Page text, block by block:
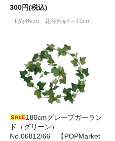
300円(税込)
L約46cm 花径約φ4～10cm
180cmグレープガーラン
ド（グリーン）
No.06812/66 【POPMarket